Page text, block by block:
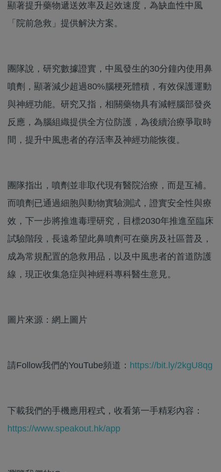
顯著提升藥物遞送效率及起效速度，為缺血性中風
「院前急救」提供解決方案。
團隊說，研究數據證實，中風發生的30分鐘內使用鼻
噴劑，顯著減少超過80%腦梗死體積，有效保護運動
與神經功能。研究又指，相關藥物具有減輕腦部發炎
反應，為腦組織提供全方位防護，為後續治療爭取時
間，提升中風患者的存活率及神經功能恢復。
團隊指出，噴劑並非取代現有醫院治療，而是互補。
而噴劑已通過細胞與動物實驗測試，證實安全性與療
效，下一步將推進毒理研究，目標2030年推進至臨床
試驗階段，長遠希望此鼻噴劑可在藥房及社區普及，
成為常規配置的急救用品，以及中風患者的首道防護
線，現正收集急症與神經科專科醫生意見。
圖片來源：網上圖片
請Follow我們的YouTube頻道： https://bit.ly/2kgU8qg
下載我們的手機應用程式，收看第一手精彩內容：
https://www.speakout.hk/app